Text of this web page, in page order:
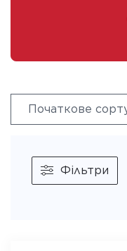
Фільтри